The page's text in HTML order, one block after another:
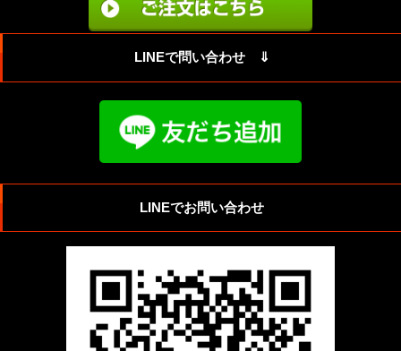
LINEで問い合わせ ⇓
LINEでお問い合わせ